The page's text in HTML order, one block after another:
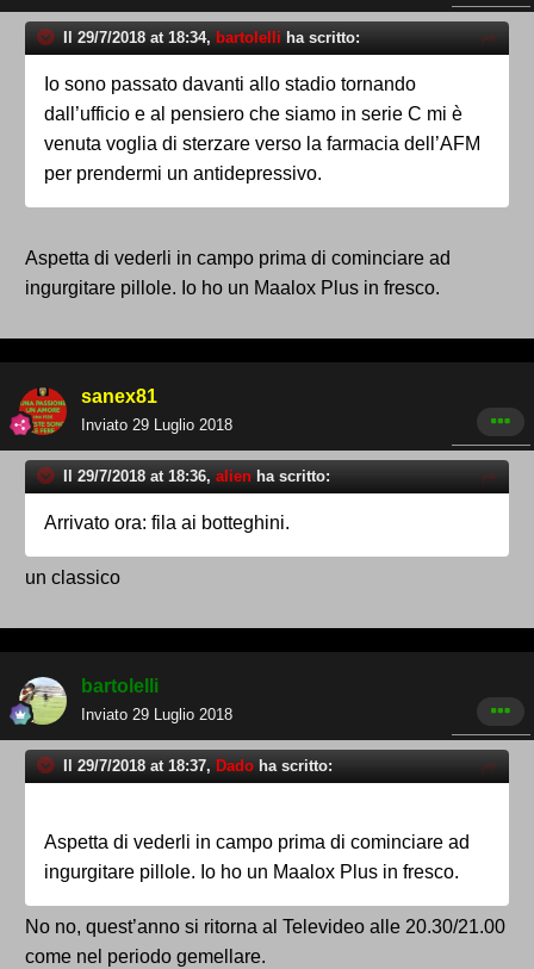
Il 29/7/2018 at 18:34, bartolelli ha scritto:
Io sono passato davanti allo stadio tornando
dall’ufficio e al pensiero che siamo in serie C mi è
venuta voglia di sterzare verso la farmacia dell’AFM
per prendermi un antidepressivo.
Aspetta di vederli in campo prima di cominciare ad
ingurgitare pillole. Io ho un Maalox Plus in fresco.
sanex81
Inviato 29 Luglio 2018
Il 29/7/2018 at 18:36, alien ha scritto:
Arrivato ora: fila ai botteghini.
un classico
bartolelli
Inviato 29 Luglio 2018
Il 29/7/2018 at 18:37, Dado ha scritto:
Aspetta di vederli in campo prima di cominciare ad
ingurgitare pillole. Io ho un Maalox Plus in fresco.
No no, quest’anno si ritorna al Televideo alle 20.30/21.00
come nel periodo gemellare.